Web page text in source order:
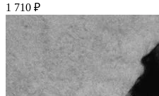
1 710 ₽